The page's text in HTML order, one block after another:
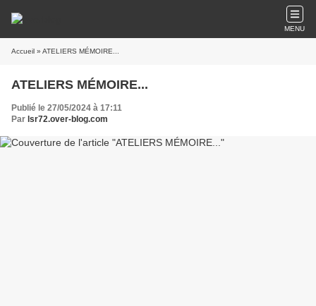
MENU
Accueil » ATELIERS MÉMOIRE...
ATELIERS MÉMOIRE...
Publié le 27/05/2024 à 17:11
Par lsr72.over-blog.com